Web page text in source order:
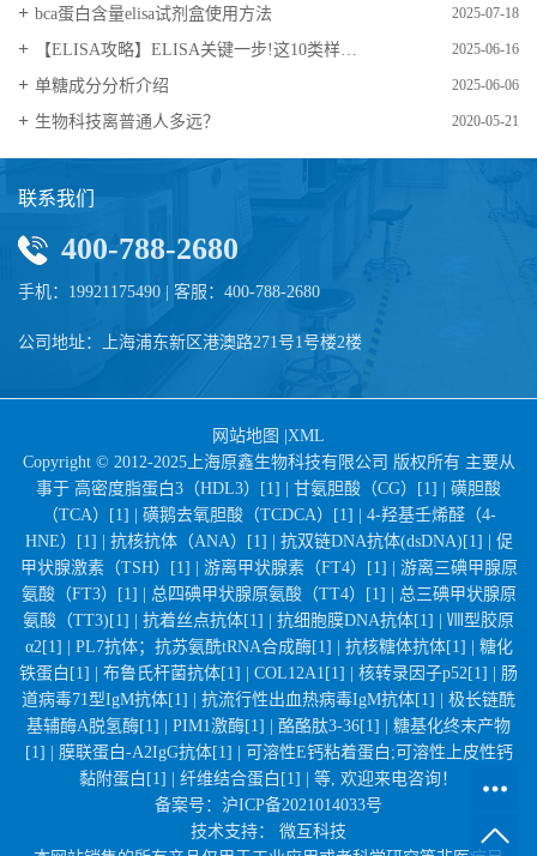
bca蛋白含量elisa试剂盒使用方法 2025-07-18
【ELISA攻略】ELISA关键一步!这10类样品要如何处理? 2025-06-16
​单糖成分分析介绍 2025-06-06
生物科技离普通人多远？ 2020-05-21
联系我们
400-788-2680
手机：19921175490 | 客服：400-788-2680
公司地址：上海浦东新区港澳路271号1号楼2楼
网站地图 |XML
Copyright © 2012-2025上海原鑫生物科技有限公司 版权所有 主要从
事于 高密度脂蛋白3（HDL3）[1] | 甘氨胆酸（CG）[1] | 磺胆酸
（TCA）[1] | 磺鹅去氧胆酸（TCDCA）[1] | 4-羟基壬烯醛（4-
HNE）[1] | 抗核抗体（ANA）[1] | 抗双链DNA抗体(dsDNA)[1] | 促
甲状腺激素（TSH）[1] | 游离甲状腺素（FT4）[1] | 游离三碘甲腺原
氨酸（FT3）[1] | 总四碘甲状腺原氨酸（TT4）[1] | 总三碘甲状腺原
氨酸（TT3)[1] | 抗着丝点抗体[1] | 抗细胞膜DNA抗体[1] | Ⅷ型胶原
α2[1] | PL7抗体；抗苏氨酰tRNA合成酶[1] | 抗核糖体抗体[1] | 糖化
铁蛋白[1] | 布鲁氏杆菌抗体[1] | COL12A1[1] | 核转录因子p52[1] | 肠
道病毒71型IgM抗体[1] | 抗流行性出血热病毒IgM抗体[1] | 极长链酰
基辅酶A脱氢酶[1] | PIM1激酶[1] | 酪酪肽3-36[1] | 糖基化终末产物
[1] | 膜联蛋白-A2IgG抗体[1] | 可溶性E钙粘着蛋白;可溶性上皮性钙
黏附蛋白[1] | 纤维结合蛋白[1] | 等, 欢迎来电咨询！
备案号： 沪ICP备2021014033号
技术支持： 微互科技